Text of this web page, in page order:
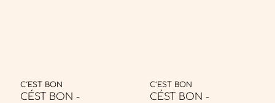
C´EST BON
CÉST BON -
C´EST BON
CÉST BON -